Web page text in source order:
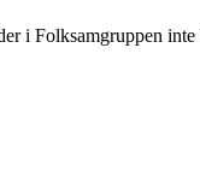
i Folksamgruppen